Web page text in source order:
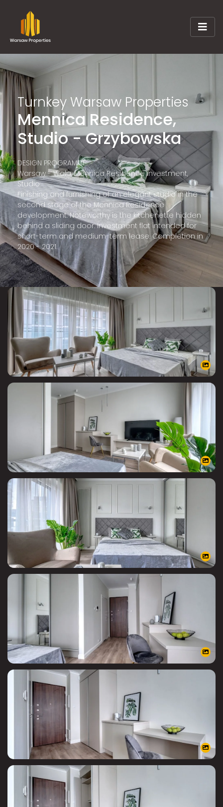
Turnkey Warsaw Properties
Mennica Residence,
Studio - Grzybowska
DESIGN PROGRAMME:
Warsaw - Wola, Mennica Residence investment,
Studio
Finishing and furnishing of an elegant studio in the
second stage of the Mennica Residence
development. Noteworthy is the kitchenette hidden
behind a sliding door. Investment flat intended for
short-term and medium-term lease. Completion in
2020 - 2021.